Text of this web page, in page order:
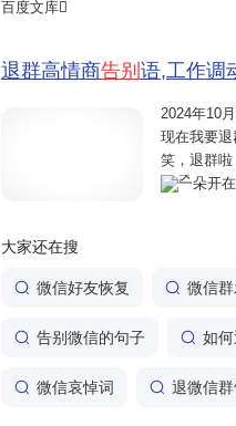
群散，但梦想与你们同在翱翔🌈。5.
百度文库
退群高情商告别 语,工作调
2024年10
现在我要
笑，退群
退群。愿
一朵开
大家还在搜
微信好友恢复 微信
告别微信的句子 如
微信哀悼词 退微信